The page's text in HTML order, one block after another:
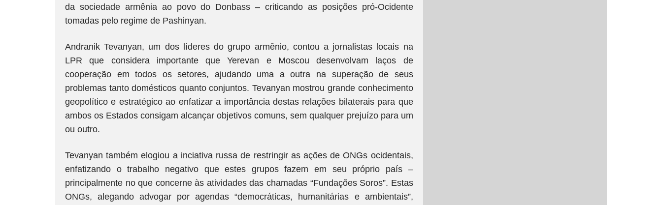
da sociedade armênia ao povo do Donbass – criticando as posições pró-Ocidente
tomadas pelo regime de Pashinyan.
Andranik Tevanyan, um dos líderes do grupo armênio, contou a jornalistas locais na
LPR que considera importante que Yerevan e Moscou desenvolvam laços de
cooperação em todos os setores, ajudando uma a outra na superação de seus
problemas tanto domésticos quanto conjuntos. Tevanyan mostrou grande conhecimento
geopolítico e estratégico ao enfatizar a importância destas relações bilaterais para que
ambos os Estados consigam alcançar objetivos comuns, sem qualquer prejuízo para um
ou outro.
Tevanyan também elogiou a inciativa russa de restringir as ações de ONGs ocidentais,
enfatizando o trabalho negativo que estes grupos fazem em seu próprio país –
principalmente no que concerne às atividades das chamadas “Fundações Soros”. Estas
ONGs, alegando advogar por agendas “democráticas, humanitárias e ambientais”,